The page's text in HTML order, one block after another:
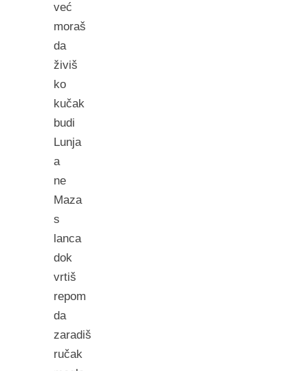
već
moraš
da
živiš
ko
kučak
budi
Lunja
a
ne
Maza
s
lanca
dok
vrtiš
repom
da
zaradiš
ručak